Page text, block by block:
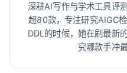
深耕AI写作与学术工具评
超80款，专注研究AIGC
DDL的时候，她在刷最新
究哪款手冲